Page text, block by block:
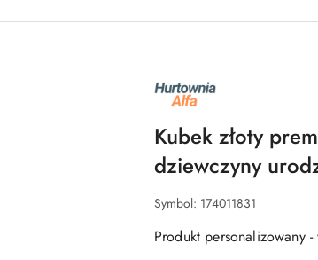
NAZWA
PRODUCENTA:
ALFA
Kubek złoty
dziewczyny
Symbol: 174011831
Produkt personalizowany